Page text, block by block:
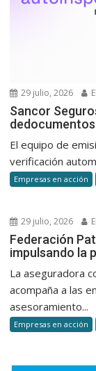
29 julio, 2026
Sancor
El equipo de
verificación
Empresas en acción
29 julio, 2026
Federación
impulsando la
La aseguradora
acompaña a las
asesoramiento...
Empresas en acción